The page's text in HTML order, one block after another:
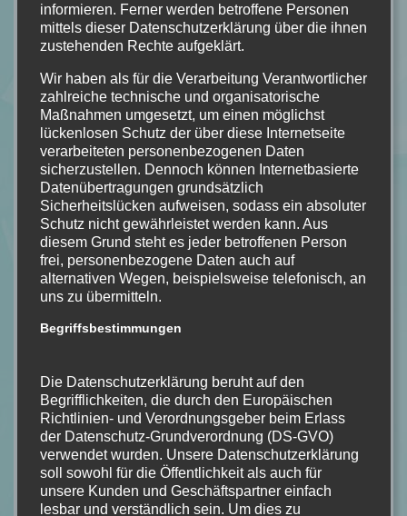
informieren. Ferner werden betroffene Personen
mittels dieser Datenschutzerklärung über die ihnen
zustehenden Rechte aufgeklärt.
Wir haben als für die Verarbeitung Verantwortlicher
zahlreiche technische und organisatorische
Maßnahmen umgesetzt, um einen möglichst
lückenlosen Schutz der über diese Internetseite
verarbeiteten personenbezogenen Daten
sicherzustellen. Dennoch können Internetbasierte
Datenübertragungen grundsätzlich
Sicherheitslücken aufweisen, sodass ein absoluter
Schutz nicht gewährleistet werden kann. Aus
diesem Grund steht es jeder betroffenen Person
frei, personenbezogene Daten auch auf
alternativen Wegen, beispielsweise telefonisch, an
uns zu übermitteln.
Begriffsbestimmungen
Die Datenschutzerklärung beruht auf den
Begrifflichkeiten, die durch den Europäischen
Richtlinien- und Verordnungsgeber beim Erlass
der Datenschutz-Grundverordnung (DS-GVO)
verwendet wurden. Unsere Datenschutzerklärung
soll sowohl für die Öffentlichkeit als auch für
unsere Kunden und Geschäftspartner einfach
lesbar und verständlich sein. Um dies zu